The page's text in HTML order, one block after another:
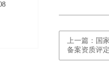
上一篇：国
备案资质评